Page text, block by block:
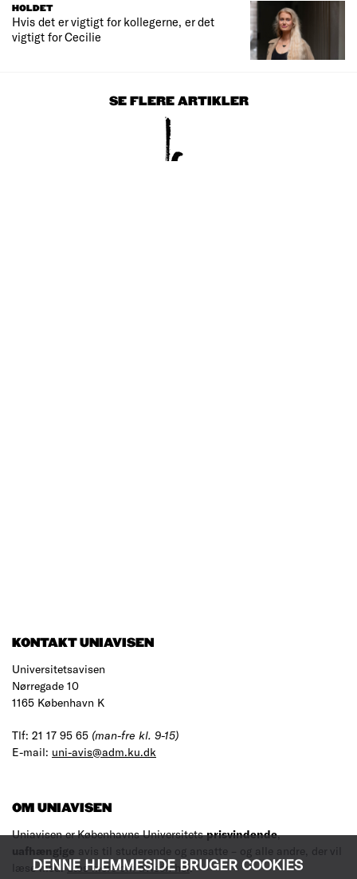
DENNE HJEMMESIDE BRUGER COOKIES
HOLDET
Hvis det er vigtigt for kollegerne, er det
vigtigt for Cecilie
SE FLERE ARTIKLER
KONTAKT UNIAVISEN
Universitetsavisen
Nørregade 10
1165 København K
Tlf: 21 17 95 65 (man-fre kl. 9-15)
E-mail: uni-avis@adm.ku.dk
OM UNIAVISEN
Uniavisen er Københavns Universitetsprisvindende,
uafhængige avis til studerende og ansatte – og alle andre, der vil
læse med.Læs mere om avisen her.